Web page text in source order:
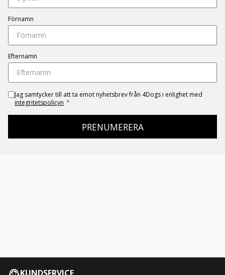
Förnamn
Efternamn
Jag samtycker till att ta emot nyhetsbrev från 4Dogs i enlighet med
integritetspolicyn *
PRENUMERERA